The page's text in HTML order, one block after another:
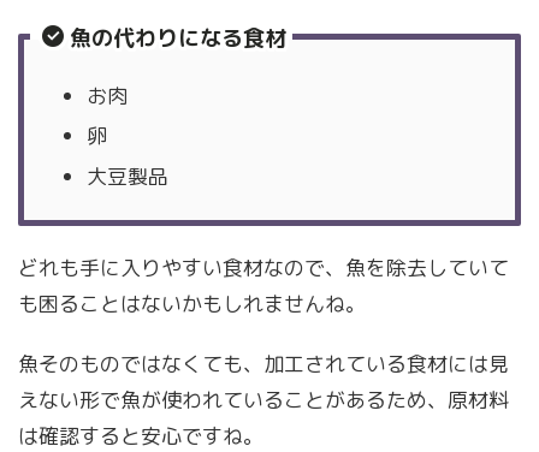
魚の代わりになる食材
お肉
卵
大豆製品
どれも手に入りやすい食材なので、魚を除去していて
も困ることはないかもしれませんね。
魚そのものではなくても、加工されている食材には見
えない形で魚が使われていることがあるため、原材料
は確認すると安心ですね。